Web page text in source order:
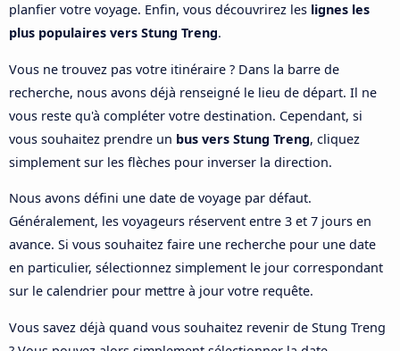
planfier votre voyage. Enfin, vous découvrirez les lignes les
plus populaires vers Stung Treng.
Vous ne trouvez pas votre itinéraire ? Dans la barre de
recherche, nous avons déjà renseigné le lieu de départ. Il ne
vous reste qu'à compléter votre destination. Cependant, si
vous souhaitez prendre un bus vers Stung Treng, cliquez
simplement sur les flèches pour inverser la direction.
Nous avons défini une date de voyage par défaut.
Généralement, les voyageurs réservent entre 3 et 7 jours en
avance. Si vous souhaitez faire une recherche pour une date
en particulier, sélectionnez simplement le jour correspondant
sur le calendrier pour mettre à jour votre requête.
Vous savez déjà quand vous souhaitez revenir de Stung Treng